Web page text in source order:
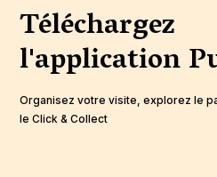
Téléchargez
l'application
Organisez votre visite, explorez le
le Click & Collect